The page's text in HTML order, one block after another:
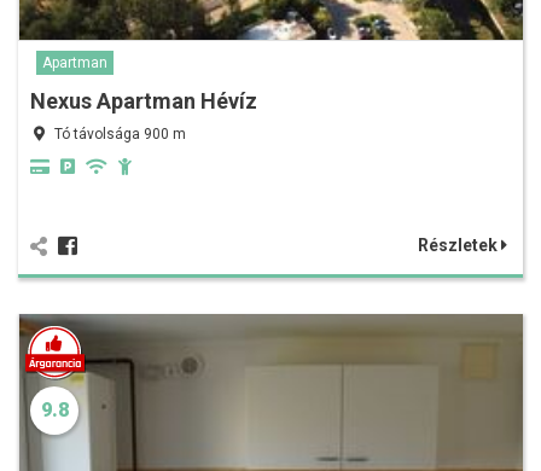
Apartman
Nexus Apartman Hévíz
Tó távolsága 900 m
Részletek
9.8